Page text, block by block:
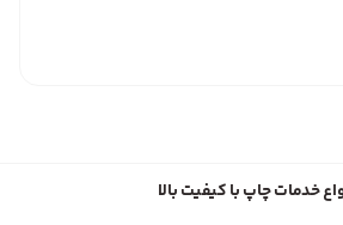
خدمات چاپ با کیفیت بالا